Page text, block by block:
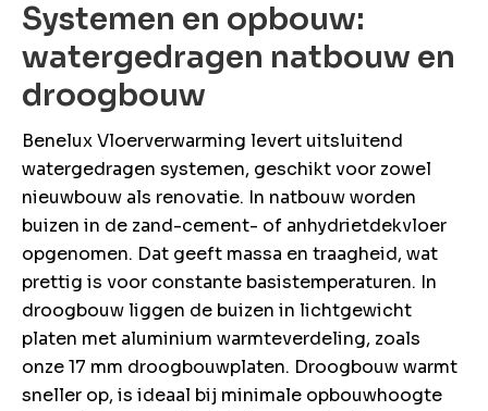
Systemen en opbouw:
watergedragen natbouw en
droogbouw
Benelux Vloerverwarming levert uitsluitend
watergedragen systemen, geschikt voor zowel
nieuwbouw als renovatie. In natbouw worden
buizen in de zand-cement- of anhydrietdekvloer
opgenomen. Dat geeft massa en traagheid, wat
prettig is voor constante basistemperaturen. In
droogbouw liggen de buizen in lichtgewicht
platen met aluminium warmteverdeling, zoals
onze 17 mm droogbouwplaten. Droogbouw warmt
sneller op, is ideaal bij minimale opbouwhoogte